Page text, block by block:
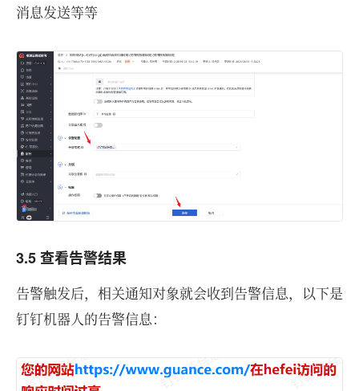
消息发送等等
3.5 查看告警结果
告警触发后，相关通知对象就会收到告警信息，以下是
钉钉机器人的告警信息：